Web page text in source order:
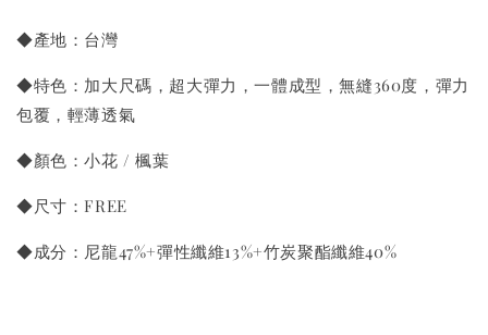
◆產地：台灣
◆特色：加大尺碼，超大彈力，一體成型，無縫360度，彈力
包覆，輕薄透氣
◆顏色：小花 / 楓葉
◆尺寸：FREE
◆成分：尼龍47%+彈性纖維13%+竹炭聚酯纖維40%